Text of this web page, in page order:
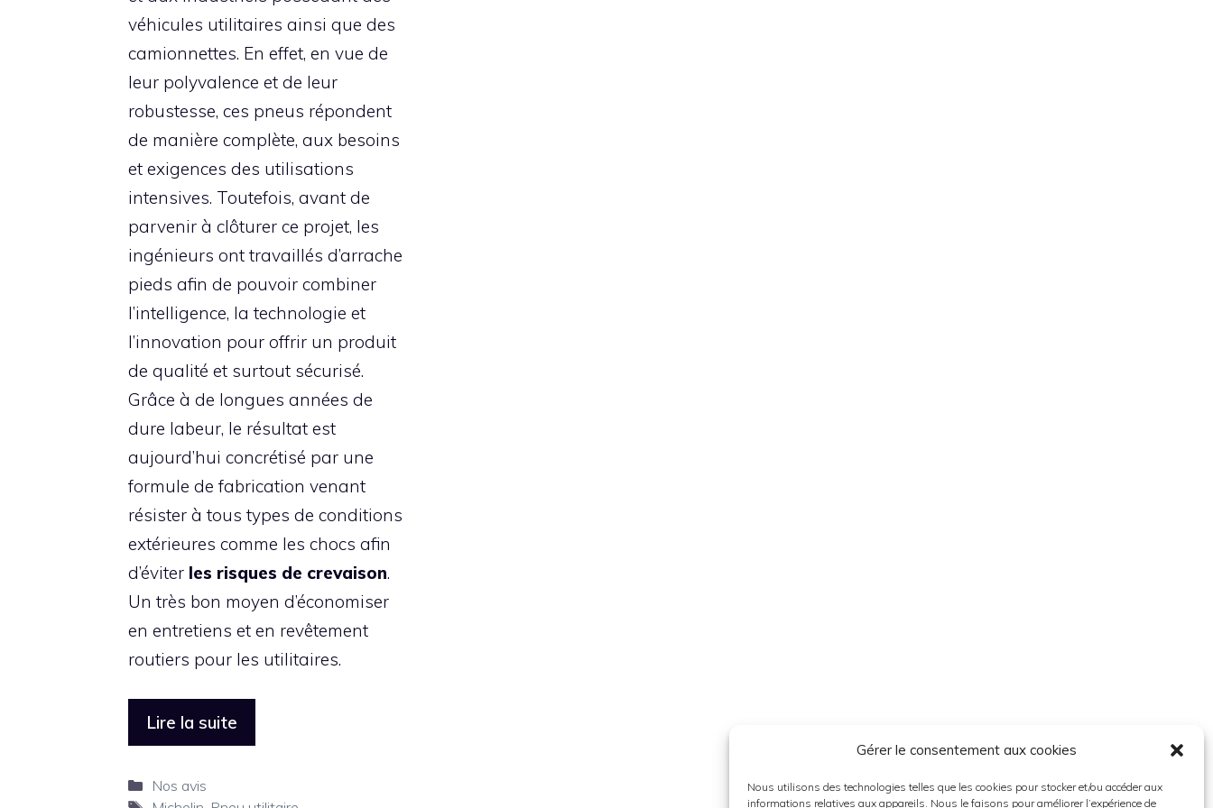
Gérer le consentement aux cookies
Nous utilisons des technologies telles que les cookies pour stocker et/ou accéder aux
informations relatives aux appareils. Nous le faisons pour améliorer l’expérience de
véhicules utilitaires ainsi que des
camionnettes. En effet, en vue de
leur polyvalence et de leur
robustesse, ces pneus répondent
de manière complète, aux besoins
et exigences des utilisations
intensives. Toutefois, avant de
parvenir à clôturer ce projet, les
ingénieurs ont travaillés d’arrache
pieds afin de pouvoir combiner
l’intelligence, la technologie et
l’innovation pour offrir un produit
de qualité et surtout sécurisé.
Grâce à de longues années de
dure labeur, le résultat est
aujourd’hui concrétisé par une
formule de fabrication venant
résister à tous types de conditions
extérieures comme les chocs afin
d’éviter les risques de crevaison.
Un très bon moyen d’économiser
en entretiens et en revêtement
routiers pour les utilitaires.
Lire la suite
Catégories
Nos avis